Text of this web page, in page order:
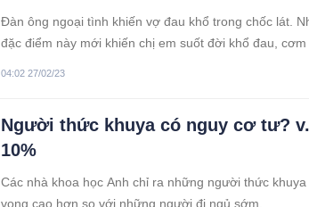
Đàn ông ngoại tình khiến vợ đau khổ trong chốc lát.
đặc điểm này mới khiến chị em suốt đời khổ đau, cơm
04:02 27/02/23
Người thức khuya có nguy cơ tư?
10%
Các nhà khoa học Anh chỉ ra những người thức
vong cao hơn so với những người đi ngủ sớm.